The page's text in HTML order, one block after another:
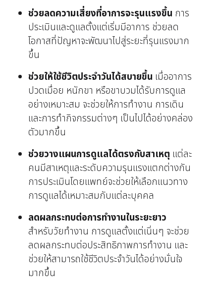
ช่วยลดความเสี่ยงที่อาการจะรุนแรงขึ้น การ
ประเมินและดูแลตั้งแต่เริ่มมีอาการ ช่วยลด
โอกาสที่ปัญหาจะพัฒนาไปสู่ระยะที่รุนแรงมาก
ขึ้น
ช่วยให้ใช้ชีวิตประจำวันได้สบายขึ้น เมื่ออาการ
ปวดเมื่อย หนักขา หรือขาบวมได้รับการดูแล
อย่างเหมาะสม จะช่วยให้การทำงาน การเดิน
และการทำกิจกรรมต่างๆ เป็นไปได้อย่างคล่อง
ตัวมากขึ้น
ช่วยวางแผนการดูแลได้ตรงกับสาเหตุ แต่ละ
คนมีสาเหตุและระดับความรุนแรงแตกต่างกัน
การประเมินโดยแพทย์จะช่วยให้เลือกแนวทาง
การดูแลได้เหมาะสมกับแต่ละบุคคล
ลดผลกระทบต่อการทำงานในระยะยาว
สำหรับวัยทำงาน การดูแลตั้งแต่เนิ่นๆ จะช่วย
ลดผลกระทบต่อประสิทธิภาพการทำงาน และ
ช่วยให้สามารถใช้ชีวิตประจำวันได้อย่างมั่นใจ
มากขึ้น